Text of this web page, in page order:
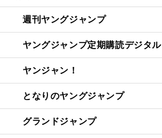
週刊ヤングジャンプ
ヤングジャンプ定期購読デジタル
ヤンジャン！
となりのヤングジャンプ
グランドジャンプ